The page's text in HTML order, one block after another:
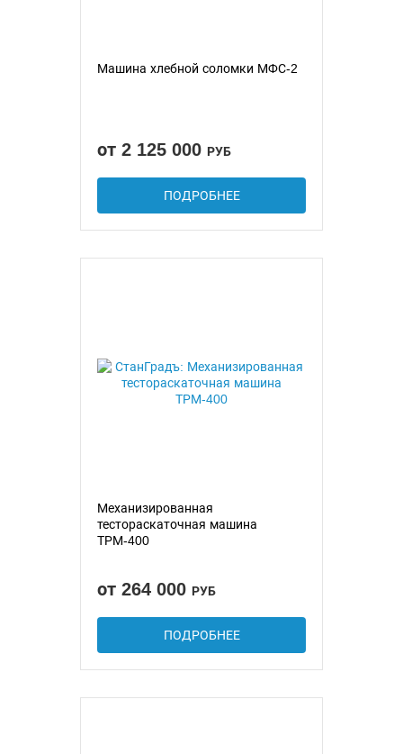
Машина хлебной соломки МФС-2
от 2 125 000 РУБ
ПОДРОБНЕЕ
Механизированная
тестораскаточная машина
ТРМ-400
от 264 000 РУБ
ПОДРОБНЕЕ